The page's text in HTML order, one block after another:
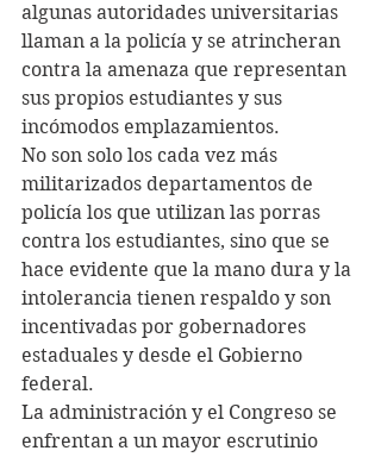
algunas autoridades universitarias
llaman a la policía y se atrincheran
contra la amenaza que representan
sus propios estudiantes y sus
incómodos emplazamientos.
No son solo los cada vez más
militarizados departamentos de
policía los que utilizan las porras
contra los estudiantes, sino que se
hace evidente que la mano dura y la
intolerancia tienen respaldo y son
incentivadas por gobernadores
estaduales y desde el Gobierno
federal.
La administración y el Congreso se
enfrentan a un mayor escrutinio